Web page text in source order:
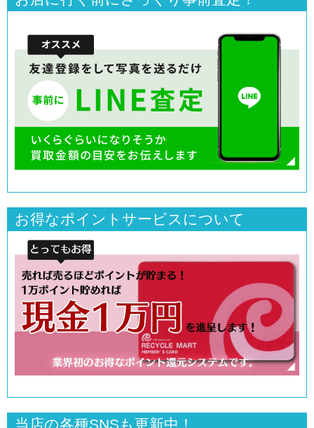
お得なポイントサービスについて
当店の各種SNSも更新中！